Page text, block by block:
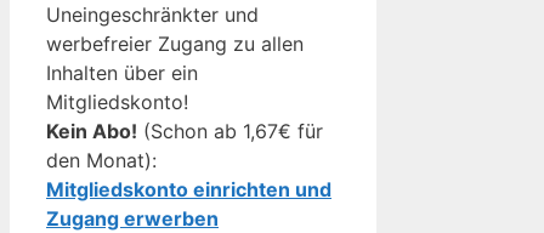
Uneingeschränkter und
werbefreier Zugang zu allen
Inhalten über ein
Mitgliedskonto!
Kein Abo! (Schon ab 1,67€ für
den Monat):
Mitgliedskonto einrichten und
Zugang erwerben